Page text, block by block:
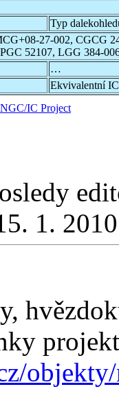
Typ
27-002, CGCG
52107, LGG 384-
…
Ekvivalentní
IC Project
1.